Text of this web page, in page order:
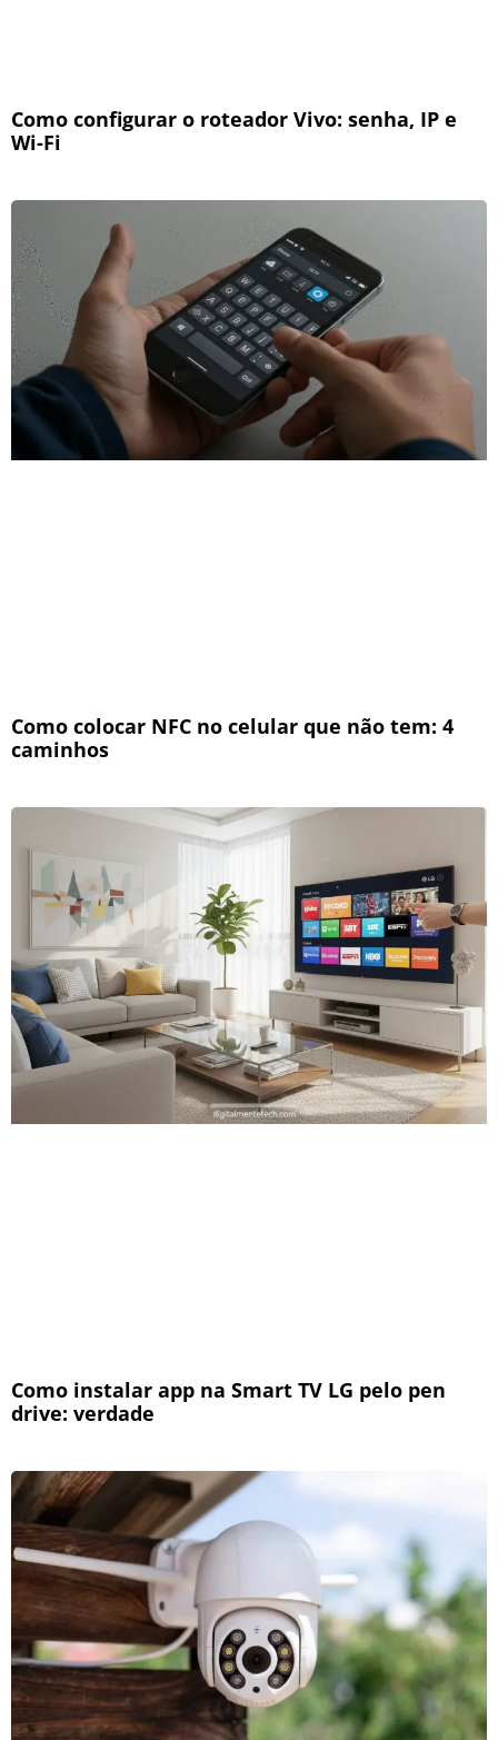
Como configurar o roteador Vivo: senha, IP e
Wi-Fi
Como colocar NFC no celular que não tem: 4
caminhos
Como instalar app na Smart TV LG pelo pen
drive: verdade